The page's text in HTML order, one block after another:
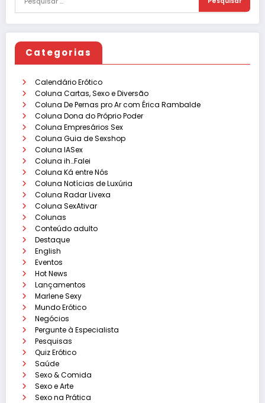
Categorias
Calendário Erótico
Coluna Cartas, Sexo e Diversão
Coluna De Pernas pro Ar com Érica Rambalde
Coluna Dona do Próprio Poder
Coluna Empresários Sex
Coluna Guia de Sexshop
Coluna IASex
Coluna ih…Falei
Coluna Ká entre Nós
Coluna Notícias de Luxúria
Coluna Radar Livexa
Coluna SexAtivar
Colunas
Conteúdo adulto
Destaque
English
Eventos
Hot News
Lançamentos
Marlene Sexy
Mundo Erótico
Negócios
Pergunte à Especialista
Pesquisas
Quiz Erótico
Saúde
Sexo & Comida
Sexo e Arte
Sexo na Prática